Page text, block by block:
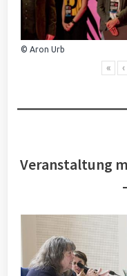
© Aron Urb
« ‹
Veranstaltung